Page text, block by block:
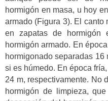
hormigón en masa, u hoy
armado (Figura 3). El canto
en zapatas de
hormigón armado. En
hormigonado separadas
si es húmedo. En época
24 m, respectivamente. No
hormigón de limpieza,